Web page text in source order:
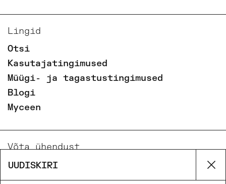
Lingid
Otsi
Kasutajatingimused
Müügi- ja tagastustingimused
Blogi
Myceen
Võta ühendust
Email
Phone
UUDISKIRI